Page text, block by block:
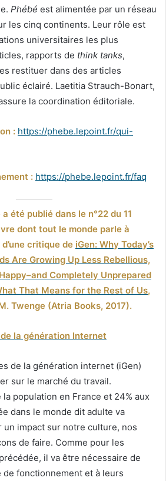
Phébé est alimentée par un réseau
les cinq continents. Leur rôle est
universitaires les plus
rapports de think tanks,
restituer dans des articles
éclairé. Laetitia Strauch-Bonart,
la coordination éditoriale.
: https://phebe.lepoint.fr/qui-
: https://phebe.lepoint.fr/faq
été publié dans le n°22 du 11
dont tout le monde parle à
critique de iGen: Why Today’s
Are Growing Up Less Rebellious,
Completely Unprepared
That Means for the Rest of Us,
Twenge (Atria Books, 2017).
la génération Internet
de la génération internet (iGen)
sur le marché du travail.
la population en France et 24% aux
dans le monde dit adulte va
un impact sur notre culture, nos
de faire. Comme pour les
il va être nécessaire de
de fonctionnement et à leurs